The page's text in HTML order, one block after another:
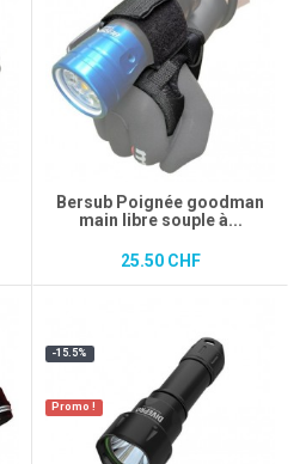
Bersub Poignée goodman
main libre souple à...
25.50 CHF
Promo !
-15.5%